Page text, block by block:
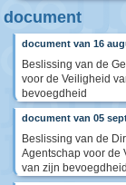
document
document van 16
Beslissing van de
voor de Veiligheid
bevoegdheid
document van 05
Beslissing van de
Agentschap voor de
van zijn bevoegdheid